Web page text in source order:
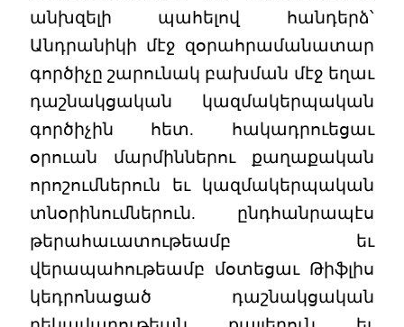
անխզելի պահելով հանդերձ՝
Անդրանիկի մէջ զօրահրամանատար
գործիչը շարունակ բախման մէջ եղաւ
դաշնակցական կազմակերպական
գործիչին հետ. հակադրուեցաւ
օրուան մարմիններու քաղաքական
որոշումներուն եւ կազմակերպական
տնօրինումներուն. ընդհանրապէս
թերահաւատութեամբ եւ
վերապահութեամբ մօտեցաւ Թիֆլիս
կեդրոնացած դաշնակցական